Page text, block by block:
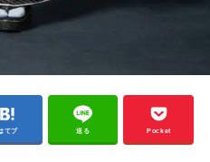
てブ 送る Pocket